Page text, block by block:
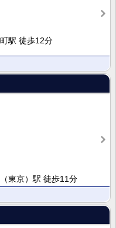
駅 徒歩12分
東京）駅 徒歩11分